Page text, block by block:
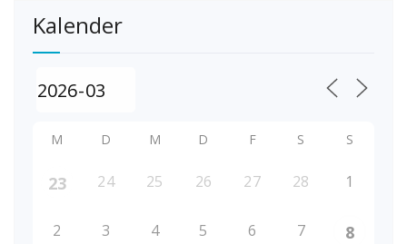
Kalender
M D M D F S S
23 24 25 26 27 28 1
2 3 4 5 6 7 8